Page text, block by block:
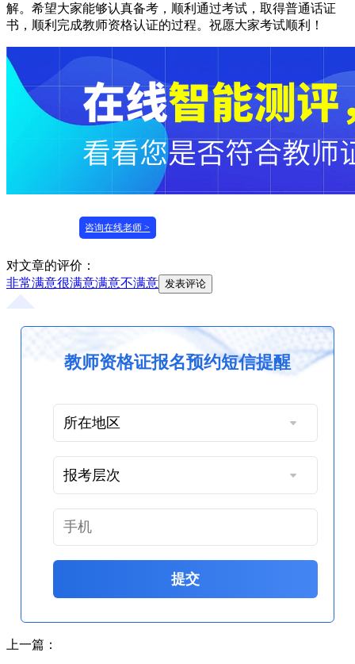
解。希望大家能够认真备考，顺利通过考试，取得普通话证
书，顺利完成教师资格认证的过程。祝愿大家考试顺利！
咨询在线老师 >
对文章的评价：
非常满意很满意满意不满意
教师资格证报名预约短信提醒
提交
上一篇：